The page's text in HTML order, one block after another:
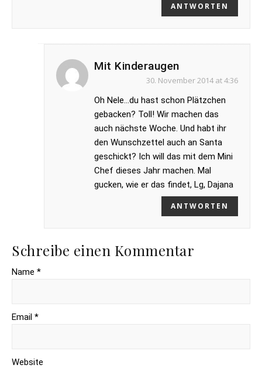
ANTWORTEN
Mit Kinderaugen
30. November 2014 at 4:36
Oh Nele…du hast schon Plätzchen
gebacken? Toll! Wir machen das
auch nächste Woche. Und habt ihr
den Wunschzettel auch an Santa
geschickt? Ich will das mit dem Mini
Chef dieses Jahr machen. Mal
gucken, wie er das findet, Lg, Dajana
ANTWORTEN
Schreibe einen Kommentar
Name *
Email *
Website